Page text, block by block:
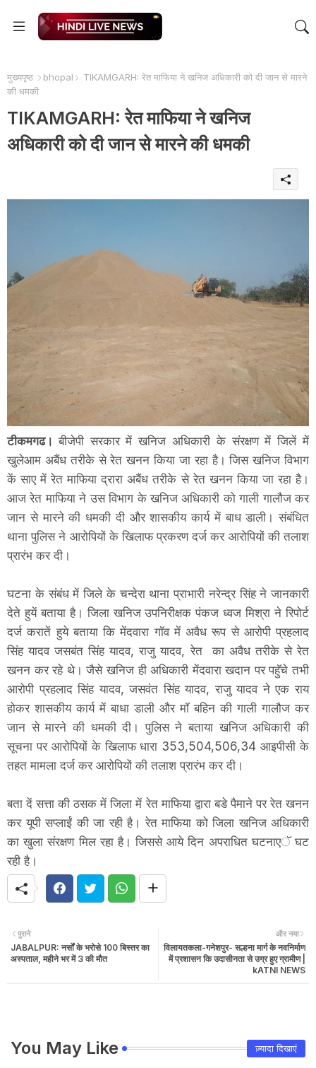
मुख्यपृष्ठ bhopal
TIKAMGARH: रेत माफिया ने खनिज अधिकारी को दी जान से मारने
की धमकी
TIKAMGARH: रेत माफिया ने खनिज
अधिकारी को दी जान से मारने की धमकी
टीकमगढ।बीजेपी सरकार में खनिज अधिकारी के संरक्षण में जिलें में
खुलेआम अबैंध तरीके से रेत खनन किया जा रहा है। जिस खनिज विभाग
कें साए में रेत माफिया द्रारा अबैंध तरीके से रेत खनन किया जा रहा है।
आज रेत माफिया ने उस विभाग के खनिज अधिकारी को गाली गालौज कर
जान से मारने की धमकी दी और शासकीय कार्य में बाध डाली। संबंधित
थाना पुलिस ने आरोपियों के खिलाफ प्रकरण दर्ज कर आरोपियों की तलाश
प्रारंभ कर दी।
घटना के संबंध में जिले के चन्देरा थाना प्राभारी नरेन्द्र सिंह ने जानकारी
देते हुयें बताया है। जिला खनिज उपनिरीक्षक पंकज ध्वज मिश्रा ने रिपोर्ट
दर्ज करातें हुये बताया कि मेंदवारा गॉव में अवैध रूप से आरोपी प्रहलाद
सिंह यादव जसबंत सिंह यादव, राजु यादव, रेत का अवैध तरीके से रेत
खनन कर रहे थे। जैसे खनिज ही अधिकारी मेंदवारा खदान पर पहुॅचे तभी
आरोपी प्रहलाद सिंह यादव, जसवंत सिंह यादव, राजु यादव ने एक राय
होकर शासकीय कार्य में बाधा डाली और मॉ ​बहिन की गाली गालौज कर
जान से मारने की धमकी दी। पुलिस ने बताया खनिज अधिकारी की
सूचना पर आरोपियों के खिलाफ धारा 353,504,506,34 आइपीसी के
तहत मामला दर्ज कर आरोपियों की तलाश प्रारंभ कर दी।
बता दें सत्ता की ठसक में ​जिला में रेत माफिया द्वारा बडे पैमाने पर रेत खनन
कर यूपी सप्लाईं की जा रही है। रेत माफिया को जिला खनिज अधिकारी
का खुला संरक्षण मिल रहा है। जिससे आये दिन अपरा​​धित घटनाएॅ घट
रही है।
और नया
विलायतकला-गनेशपुर- सल्हना मार्ग के नवनिर्माण
में प्रशासन कि उदासीनता से उग्र हुए ग्रामीण |
kATNI NEWS
पुराने
JABALPUR: नर्सों के भरोसे 100 बिस्तर का
अस्पताल, महीने भर में 3 की मौत
You May Like ज़्यादा दिखाएं